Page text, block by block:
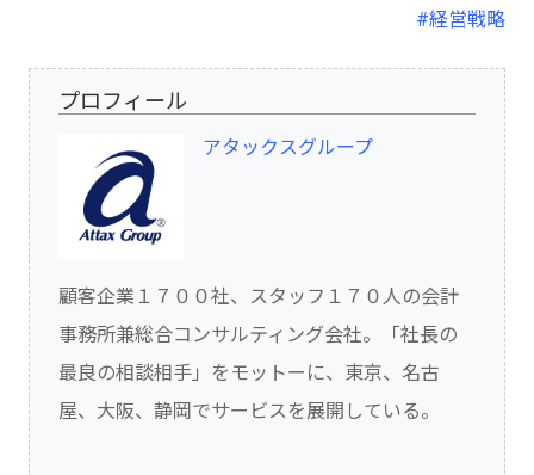
#経営戦略
プロフィール
アタックスグループ
顧客企業１７００社、スタッフ１７０人の会計
事務所兼総合コンサルティング会社。「社長の
最良の相談相手」をモットーに、東京、名古
屋、大阪、静岡でサービスを展開している。